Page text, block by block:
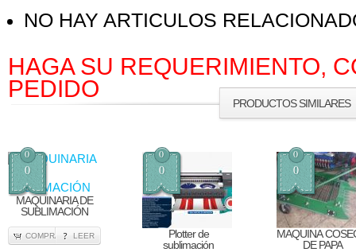
NO HAY ARTICULOS
HAGA SU REQUERIMIENTO,
PEDIDO
PRODUCTOS SIMILARES
0
0
MAQUINARIA DE
SUBLIMACIÓN
COMPRA LEER
0
0
Plotter de
sublimación
0
0
MAQUINA
DE PAPA